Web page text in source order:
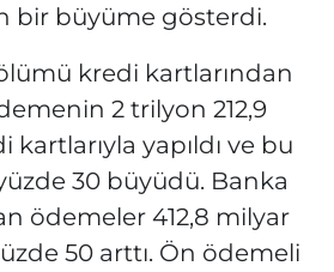
bir büyüme gösterdi.
kredi kartlarından
2 trilyon 212,9
kartlarıyla yapıldı ve bu
30 büyüdü. Banka
ödemeler 412,8 milyar
50 arttı. Ön ödemeli